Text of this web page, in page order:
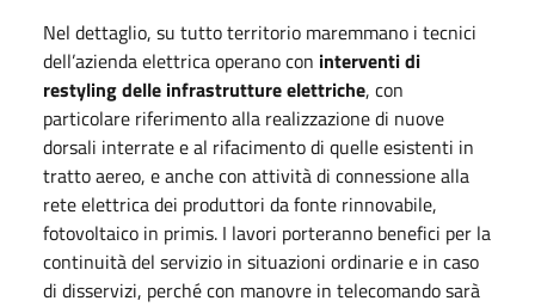
Nel dettaglio, su tutto territorio maremmano i tecnici
dell’azienda elettrica operano con interventi di
restyling delle infrastrutture elettriche, con
particolare riferimento alla realizzazione di nuove
dorsali interrate e al rifacimento di quelle esistenti in
tratto aereo, e anche con attività di connessione alla
rete elettrica dei produttori da fonte rinnovabile,
fotovoltaico in primis. I lavori porteranno benefici per la
continuità del servizio in situazioni ordinarie e in caso
di disservizi, perché con manovre in telecomando sarà